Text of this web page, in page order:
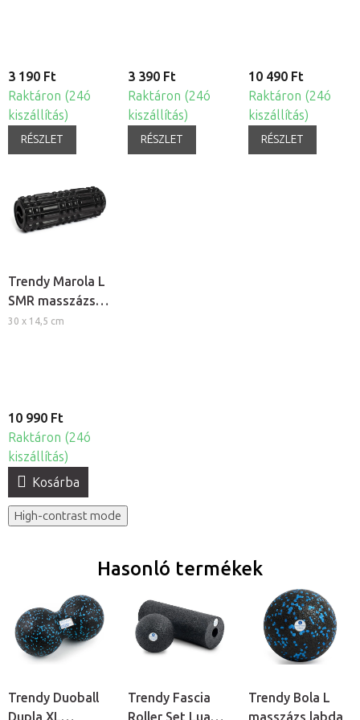
3 190 Ft
Raktáron (24ó
kiszállítás)
RÉSZLET
3 390 Ft
Raktáron (24ó
kiszállítás)
RÉSZLET
10 490 Ft
Raktáron (24ó
kiszállítás)
RÉSZLET
Trendy Marola L
SMR masszázs
henger
30 x 14,5 cm
10 990 Ft
Raktáron (24ó
kiszállítás)
Kosárba
High-contrast mode
Hasonló termékek
Trendy Duoball
Trendy Fascia
Trendy Bola L